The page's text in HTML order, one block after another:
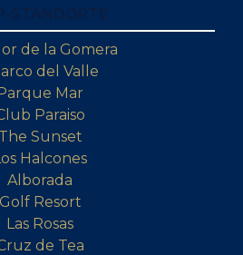
de la Gomera
del Valle
Mar
Paraiso
The Sunset
Halcones
Alborada
Golf Resort
Las Rosas
de Tea